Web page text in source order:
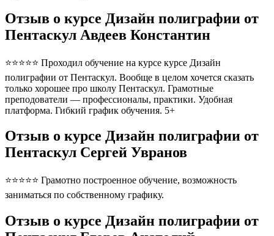
Отзыв о курсе Дизайн полиграфии от
Пентаскул Авдеев Константин
⭐⭐⭐⭐⭐ Проходил обучение на курсе курсе Дизайн
полиграфии от Пентаскул. Вообще в целом хочется сказать
только хорошее про школу Пентаскул. Грамотные
преподователи — профессионалы, практики. Удобная
платформа. Гибкий график обучения. 5+
Отзыв о курсе Дизайн полиграфии от
Пентаскул Сергей Увранов
⭐⭐⭐⭐⭐ Грамотно построенное обучение, возможность
заниматься по собственному графику.
Отзыв о курсе Дизайн полиграфии от